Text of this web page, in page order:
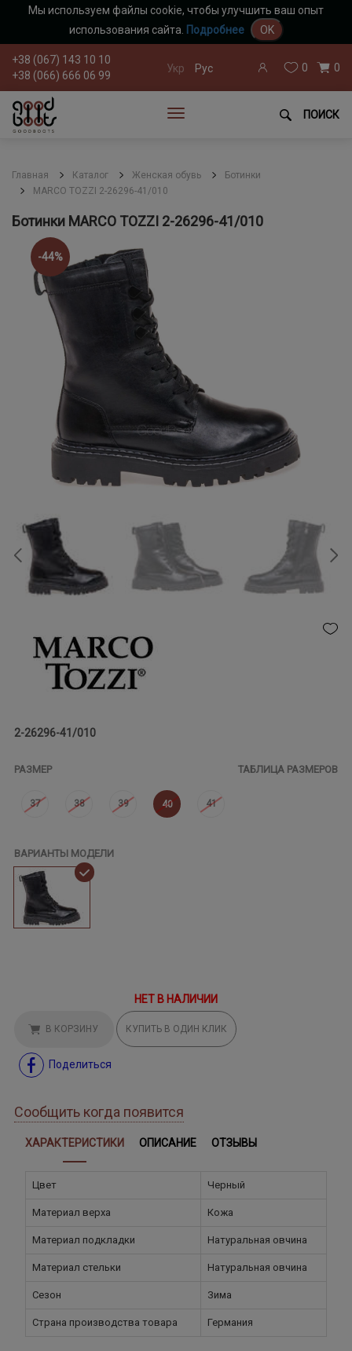
Мы используем файлы cookie, чтобы улучшить ваш опыт
использования сайта. Подробнее OK
+38 (067) 143 10 10
+38 (066) 666 06 99
Укр Рус 0 0
ПОИСК
Главная Каталог Женская обувь
Ботинки
MARCO TOZZI 2-26296-41/010
Ботинки MARCO TOZZI 2-26296-41/010
-44%
2-26296-41/010
РАЗМЕР ТАБЛИЦА РАЗМЕРОВ
37 38 39 40 41
ВАРИАНТЫ МОДЕЛИ
НЕТ В НАЛИЧИИ
В КОРЗИНУ КУПИТЬ В ОДИН КЛИК
Поделиться
Сообщить когда появится
ХАРАКТЕРИСТИКИ ОПИСАНИЕ ОТЗЫВЫ
Цвет Черный
Материал верха Кожа
Материал подкладки Натуральная овчина
Материал стельки Натуральная овчина
Сезон Зима
Страна производства товара Германия